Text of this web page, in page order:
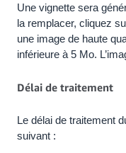
Une vignette sera
la remplacer, cliquez
une image de haute
inférieure à 5 Mo.
Délai de traitement
Le délai de traitement
suivant :